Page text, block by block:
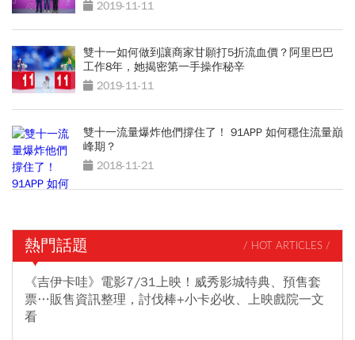
2019-11-11
雙十一如何做到讓商家甘願打5折流血價？阿里巴巴
工作8年，她揭密第一手操作秘辛
2019-11-11
雙十一流量爆炸他們撐住了！ 91APP 如何穩住流量巔
峰期？
2018-11-21
熱門話題 / HOT ARTICLES /
《吉伊卡哇》電影7/31上映！威秀影城特典、預售套
票…販售資訊整理，討伐棒+小卡必收、上映戲院一文
看